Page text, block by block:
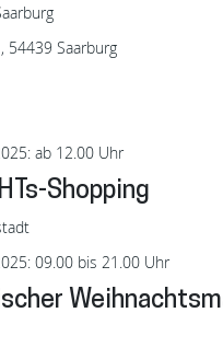
54439 Saarburg
ab 12.00 Uhr
Shopping
09.00 bis 21.00 Uhr